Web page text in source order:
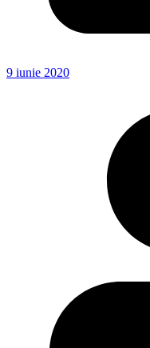
9 iunie 2020